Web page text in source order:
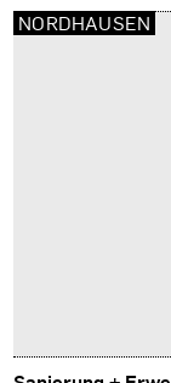
NORDHAUSEN